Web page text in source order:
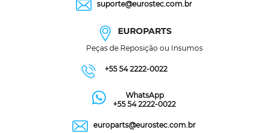
suporte@eurostec.com.br
EUROPARTS
Peças de Reposição ou Insumos
+55 54 2222-0022
WhatsApp
+55 54 2222-0022
europarts@eurostec.com.br